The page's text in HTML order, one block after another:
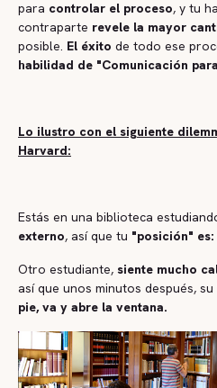
para controlar el proceso, y tu
contraparte revele la mayor
posible. El éxito de todo ese
habilidad de "Comunicación
Lo ilustro con el siguiente
Harvard:
Estás en una biblioteca
externo, así que tu "posición"
Otro estudiante, siente mucho
así que unos minutos después, su
pie, va y abre la ventana.